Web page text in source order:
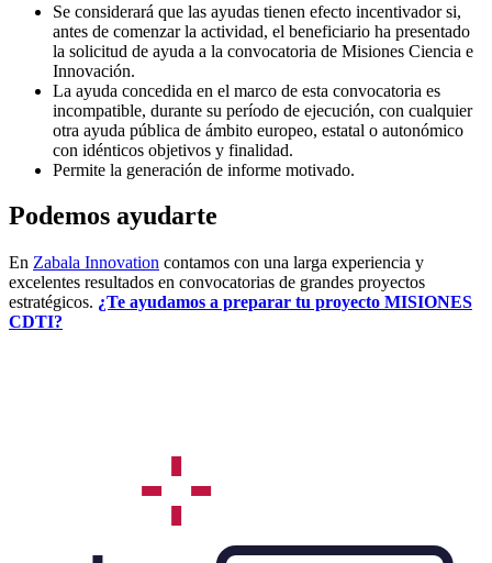
Se considerará que las ayudas tienen efecto incentivador si,
antes de comenzar la actividad, el beneficiario ha presentado
la solicitud de ayuda a la convocatoria de Misiones Ciencia e
Innovación.
La ayuda concedida en el marco de esta convocatoria es
incompatible, durante su período de ejecución, con cualquier
otra ayuda pública de ámbito europeo, estatal o autonómico
con idénticos objetivos y finalidad.
Permite la generación de informe motivado.
Podemos ayudarte
En Zabala Innovation contamos con una larga experiencia y
excelentes resultados en convocatorias de grandes proyectos
estratégicos. ¿Te ayudamos a preparar tu proyecto MISIONES
CDTI?